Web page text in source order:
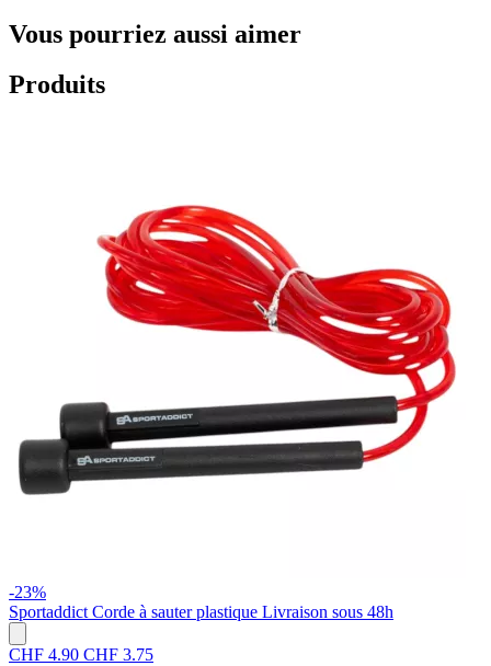
Vous pourriez aussi aimer
Produits
-23%
Sportaddict Corde à sauter plastique Livraison sous 48h
CHF 4.90 CHF 3.75